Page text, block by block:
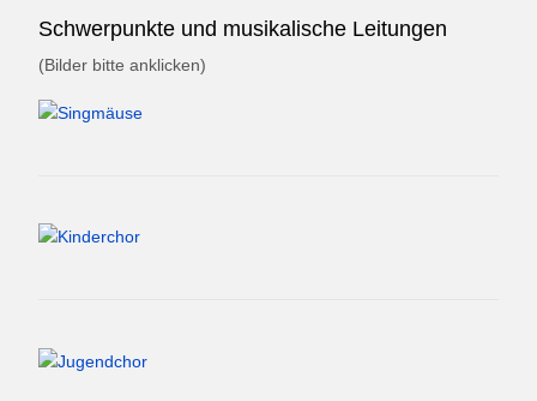
Schwerpunkte und musikalische Leitungen
(Bilder bitte anklicken)